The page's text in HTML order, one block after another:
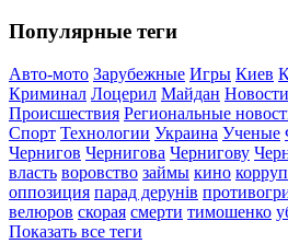
Популярные теги
Авто-мото Зарубежные Игры Киев
Криминал Лоцерил Майдан Новости
Происшествия Региональные
Спорт Технологии Украина Ученые
Чернигов Чернигова Чернигову
власть воровство займы кино
оппозиция парад дерунів
велюров скорая смерти тимошенко
Показать все теги